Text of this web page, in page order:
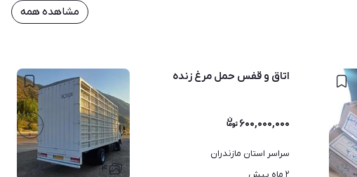
مشاهده همه
۴
اتاق و قفس حمل مرغ زنده
۶۰۰,۰۰۰,۰۰۰
سراسر استان مازندران
۲ ماه پیش